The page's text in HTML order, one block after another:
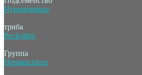
Hypostominae
триба
Peckoltini
Группа
Hemiancistrus